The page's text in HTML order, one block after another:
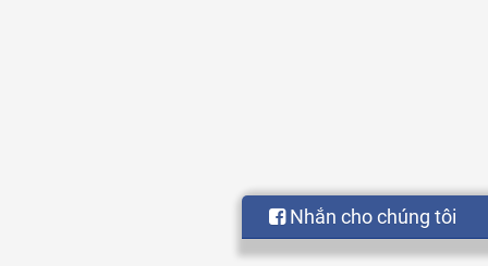
Nhắn cho chúng tôi